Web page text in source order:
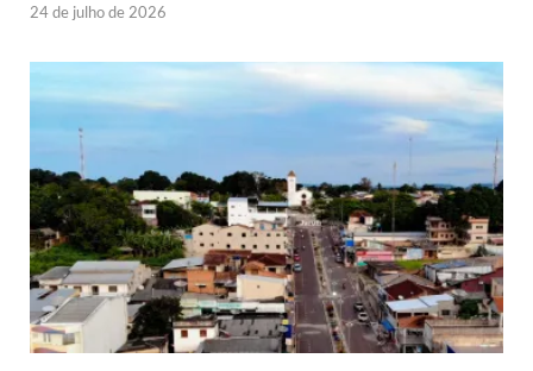
24 de julho de 2026